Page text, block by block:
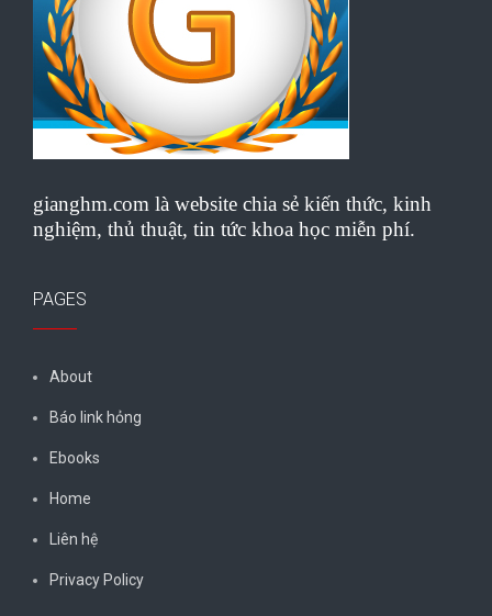
gianghm.com là website chia sẻ kiến thức, kinh
nghiệm, thủ thuật, tin tức khoa học miễn phí.
PAGES
About
Báo link hỏng
Ebooks
Home
Liên hệ
Privacy Policy